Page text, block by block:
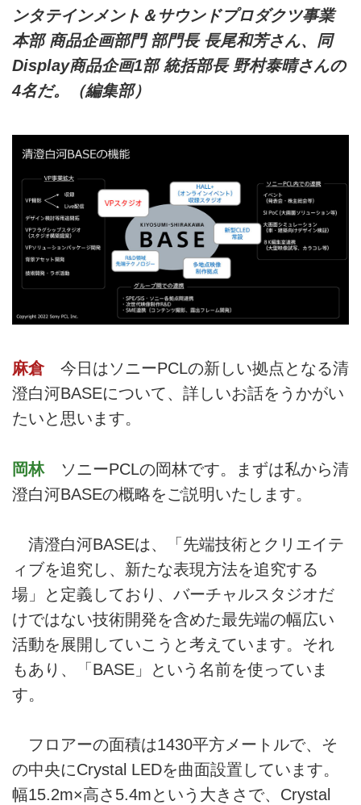
ンタテインメント＆サウンドプロダクツ事業
本部 商品企画部門 部門長 長尾和芳さん、同
Display商品企画1部 統括部長 野村泰晴さんの
4名だ。（編集部）
麻倉今日はソニーPCLの新しい拠点となる清
澄白河BASEについて、詳しいお話をうかがい
たいと思います。
岡林ソニーPCLの岡林です。まずは私から清
澄白河BASEの概略をご説明いたします。
清澄白河BASEは、「先端技術とクリエイテ
ィブを追究し、新たな表現方法を追究する
場」と定義しており、バーチャルスタジオだ
けではない技術開発を含めた最先端の幅広い
活動を展開していこうと考えています。それ
もあり、「BASE」という名前を使っていま
す。
フロアーの面積は1430平方メートルで、そ
の中央にCrystal LEDを曲面設置しています。
幅15.2m×高さ5.4mという大きさで、Crystal